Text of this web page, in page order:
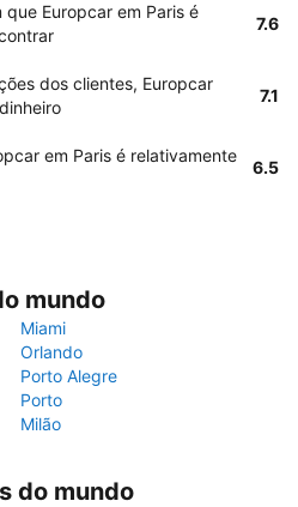
Europcar em Paris é
7.6
dos clientes, Europcar
7.1
em Paris é relativamente
6.5
mundo
Miami
Orlando
Porto Alegre
Porto
Milão
do mundo